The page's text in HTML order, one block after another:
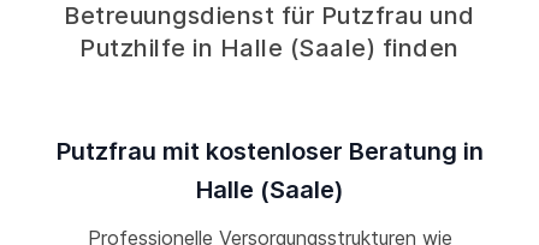
Betreuungsdienst für Putzfrau und
Putzhilfe in Halle (Saale) finden
Putzfrau mit kostenloser Beratung in
Halle (Saale)
Professionelle Versorgungsstrukturen wie